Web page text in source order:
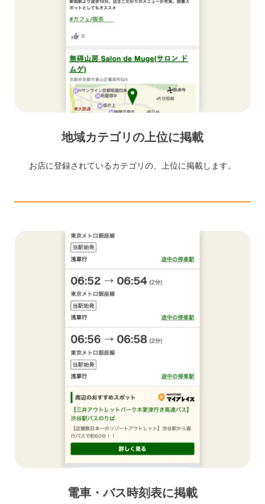
地域カテゴリの上位に掲載
お店に登録されているカテゴリの、上位に掲載します。
電車・バス時刻表に掲載